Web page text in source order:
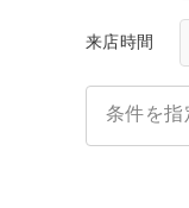
来店時間
条件を指